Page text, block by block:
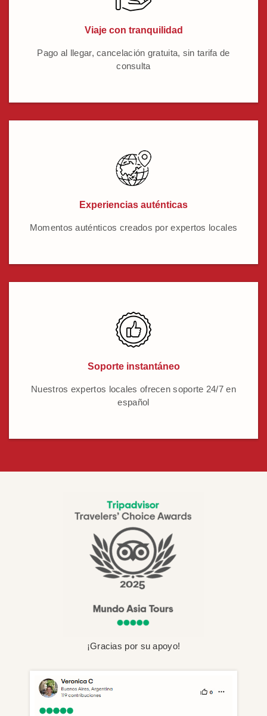
Viaje con tranquilidad
Pago al llegar, cancelación gratuita, sin tarifa de
consulta
Experiencias auténticas
Momentos auténticos creados por expertos locales
Soporte instantáneo
Nuestros expertos locales ofrecen soporte 24/7 en
español
¡Gracias por su apoyo!